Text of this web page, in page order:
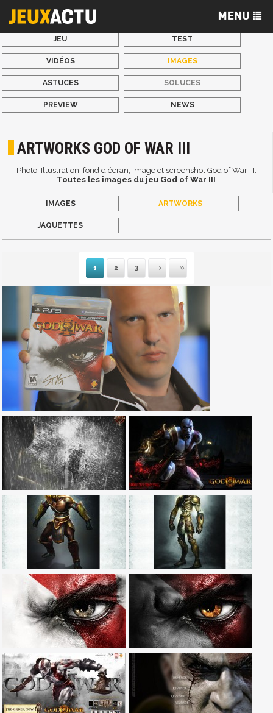
JEU TEST
VIDÉOS IMAGES
ASTUCES SOLUCES
PREVIEW NEWS
ARTWORKS GOD OF WAR III
Photo, Illustration, fond d'écran, image et screenshot God of War III.
Toutes les images du jeu God of War III
IMAGES ARTWORKS
JAQUETTES
1 2 3
Suivante
Dernière